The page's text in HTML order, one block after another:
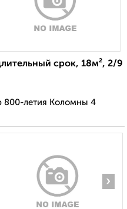
срок, 18м², 2/9
800-летия Коломны 4
›